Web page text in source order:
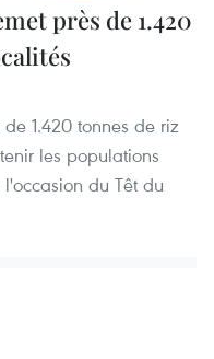
près de 1.420
1.420 tonnes de riz
les populations
du Têt du